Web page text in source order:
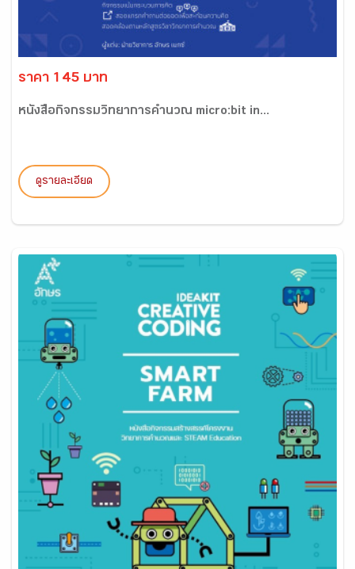
ราคา 145 บาท
หนังสือกิจกรรมวิทยาการคำนวณ micro:bit in...
ดูรายละเอียด